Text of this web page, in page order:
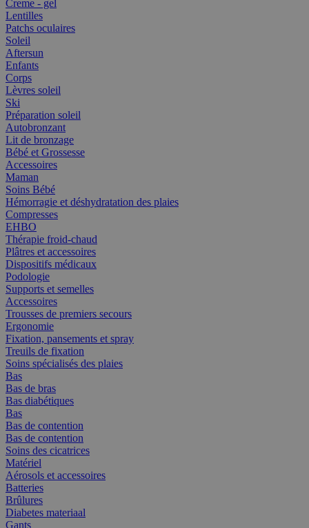
Creme - gel
Lentilles
Patchs oculaires
Soleil
Aftersun
Enfants
Corps
Lèvres soleil
Ski
Préparation soleil
Autobronzant
Lit de bronzage
Bébé et Grossesse
Accessoires
Maman
Soins Bébé
Hémorragie et déshydratation des plaies
Compresses
EHBO
Thérapie froid-chaud
Plâtres et accessoires
Dispositifs médicaux
Podologie
Supports et semelles
Accessoires
Trousses de premiers secours
Ergonomie
Fixation, pansements et spray
Treuils de fixation
Soins spécialisés des plaies
Bas
Bas de bras
Bas diabétiques
Bas
Bas de contention
Bas de contention
Soins des cicatrices
Matériel
Aérosols et accessoires
Batteries
Brûlures
Diabetes materiaal
Gants